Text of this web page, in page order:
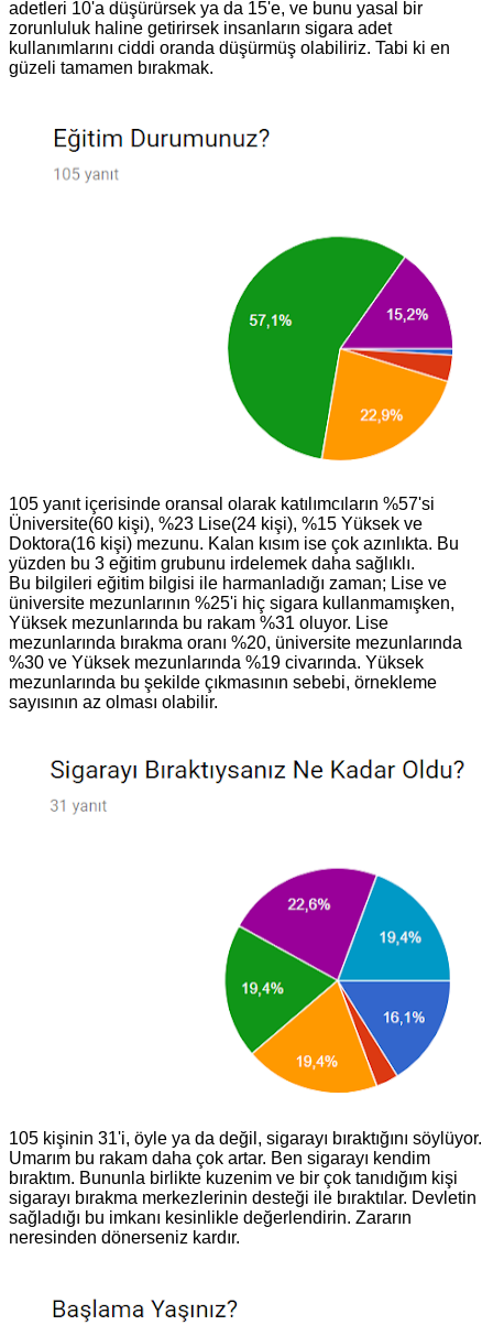
adetleri 10'a düşürürsek ya da 15'e, ve bunu yasal bir
zorunluluk haline getirirsek insanların sigara adet
kullanımlarını ciddi oranda düşürmüş olabiliriz. Tabi ki en
güzeli tamamen bırakmak.
105 yanıt içerisinde oransal olarak katılımcıların %57'si
Üniversite(60 kişi), %23 Lise(24 kişi), %15 Yüksek ve
Doktora(16 kişi) mezunu. Kalan kısım ise çok azınlıkta. Bu
yüzden bu 3 eğitim grubunu irdelemek daha sağlıklı.
Bu bilgileri eğitim bilgisi ile harmanladığı zaman; Lise ve
üniversite mezunlarının %25'i hiç sigara kullanmamışken,
Yüksek mezunlarında bu rakam %31 oluyor. Lise
mezunlarında bırakma oranı %20, üniversite mezunlarında
%30 ve Yüksek mezunlarında %19 civarında. Yüksek
mezunlarında bu şekilde çıkmasının sebebi, örnekleme
sayısının az olması olabilir.
105 kişinin 31'i, öyle ya da değil, sigarayı bıraktığını söylüyor.
Umarım bu rakam daha çok artar. Ben sigarayı kendim
bıraktım. Bununla birlikte kuzenim ve bir çok tanıdığım kişi
sigarayı bırakma merkezlerinin desteği ile bıraktılar. Devletin
sağladığı bu imkanı kesinlikle değerlendirin. Zararın
neresinden dönerseniz kardır.